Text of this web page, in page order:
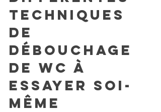
techniques
de
débouchage
de WC à
essayer soi-
même